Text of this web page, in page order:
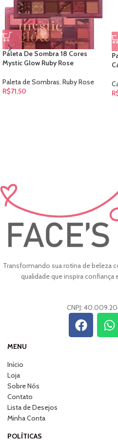
Paleta De Sombra 18 Cores
Mystic Glow Ruby Rose
Paleta de Sombras, Ruby Rose
R$71,50
Transformando sua rotina de beleza
qualidade que inspira confiança
CNPJ:
MENU
Início
Loja
Sobre Nós
Contato
Lista de Desejos
Minha Conta
POLÍTICAS